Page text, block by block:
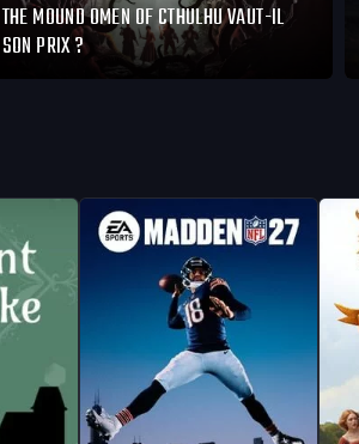
THE MOUND OMEN OF CTHULHU VAUT-IL
SON PRIX ?